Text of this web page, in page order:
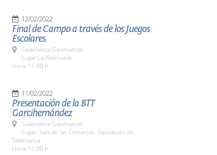
12/02/2022
Final de Campo a través de los Juegos
Escolares
Salamanca (Salamanca)
Lugar:La Aldehuela
Hora: 11:00 h.
11/02/2022
Presentación de la BTT
Garcihernández
Salamanca (Salamanca)
Lugar: Sala de las Comarcas. Diputación de
Salamanca
Hora: 11:00 h.